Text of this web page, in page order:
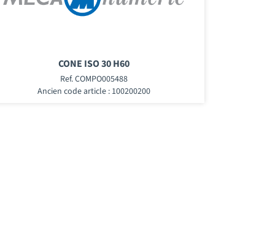
CONE ISO 30 H60
Ref. COMPO005488
Ancien code article : 100200200